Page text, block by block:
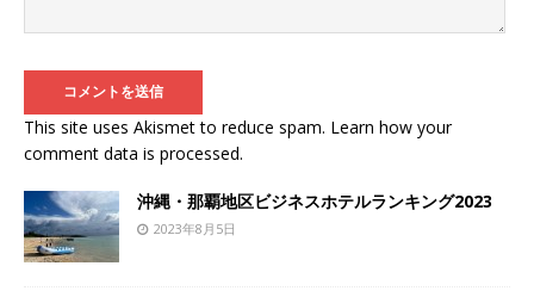
This site uses Akismet to reduce spam. Learn how your
comment data is processed.
沖縄・那覇地区ビジネスホテルランキング2023
2023年8月5日